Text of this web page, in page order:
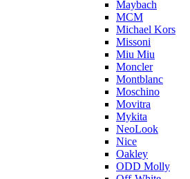
Maybach
MCM
Michael Kors
Missoni
Miu Miu
Moncler
Montblanc
Moschino
Movitra
Mykita
NeoLook
Nice
Oakley
ODD Molly